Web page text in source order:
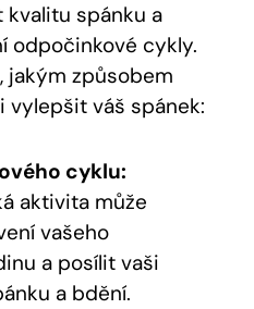
kvalitu spánku a
odpočinkové cykly.
jakým způsobem
vylepšit váš spánek:
cyklu:
aktivita může
vašeho
a posílit vaši
a bdění.